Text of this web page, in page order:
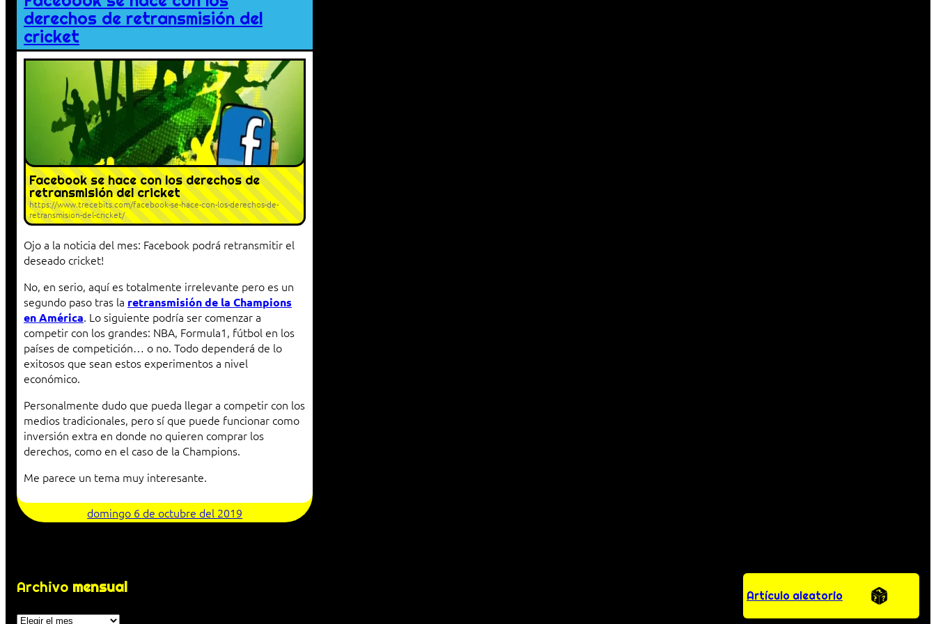
derechos de retransmisión del
cricket
Facebook se hace con los derechos de
retransmisión del cricket
https://www.trecebits.com/facebook-se-hace-con-los-derechos-de-
retransmision-del-cricket/
Ojo a la noticia del mes: Facebook podrá retransmitir el
deseado cricket!
No, en serio, aquí es totalmente irrelevante pero es un
segundo paso tras la retransmisión de la Champions
en América. Lo siguiente podría ser comenzar a
competir con los grandes: NBA, Formula1, fútbol en los
países de competición… o no. Todo dependerá de lo
exitosos que sean estos experimentos a nivel
económico.
Personalmente dudo que pueda llegar a competir con los
medios tradicionales, pero sí que puede funcionar como
inversión extra en donde no quieren comprar los
derechos, como en el caso de la Champions.
Me parece un tema muy interesante.
domingo 6 de octubre del 2019
Archivo mensual
Archivos
Artículo aleatorio